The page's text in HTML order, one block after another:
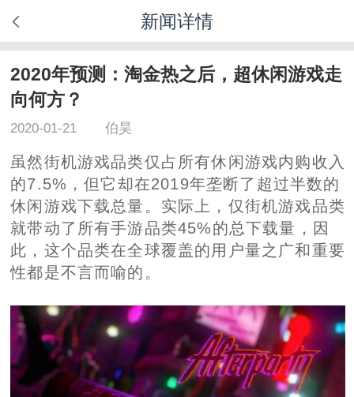
新闻详情
2020年预测：淘金热之后，超休闲游戏走
向何方？
2020-01-21 伯昊
虽然街机游戏品类仅占所有休闲游戏内购收入
的7.5%，但它却在2019年垄断了超过半数的
休闲游戏下载总量。实际上，仅街机游戏品类
就带动了所有手游品类45%的总下载量，因
此，这个品类在全球覆盖的用户量之广和重要
性都是不言而喻的。